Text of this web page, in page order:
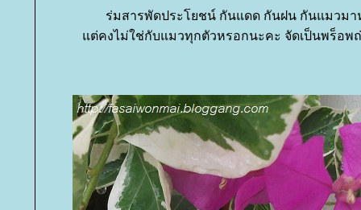
ร่มสารพัดประโยชน์ กันแดด กันฝน กันแมวมา
ต่คงไม่ใช่กับแมวทุกตัวหรอกนะคะ จัดเป็นพร็อพ